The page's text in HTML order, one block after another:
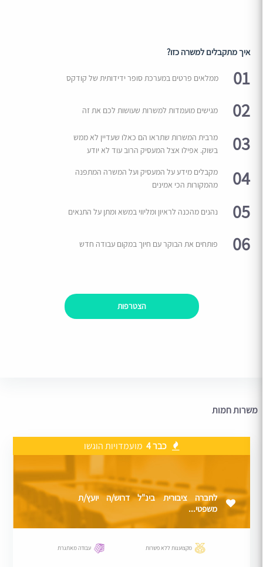
איך מתקבלים למשרה כזו?
01 ממלאים פרטים במערכת סופר ידידותית של קודקס
02 מגישים מועמדות למשרות שעושות לכם את זה
03
מרבית המשרות שתראו הם כאלו שעדיין לא ממש
בשוק. אפילו אצל המעסיק הרוב עוד לא יודע
04
מקבלים מידע על המעסיק ועל המשרה המתפנה
מהמקורות הכי אמינים
05 נהנים מהכנה לראיון ומליווי במשא ומתן על התנאים
06 פותחים את הבוקר עם חיוך במקום עבודה חדש
הצטרפות
משרות חמות
כבר 4 מועמדויות הוגשו
לחברה ציבורית בינ"ל דרוש/ה יועץ/ת
משפטי...
מקצוענות ללא פשרות עבודה מאתגרת